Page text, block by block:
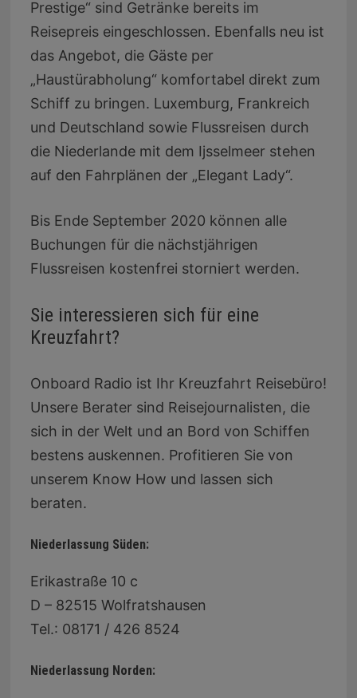
Prestige“ sind Getränke bereits im
Reisepreis eingeschlossen. Ebenfalls neu ist
das Angebot, die Gäste per
„Haustürabholung“ komfortabel direkt zum
Schiff zu bringen. Luxemburg, Frankreich
und Deutschland sowie Flussreisen durch
die Niederlande mit dem Ijsselmeer stehen
auf den Fahrplänen der „Elegant Lady“.
Bis Ende September 2020 können alle
Buchungen für die nächstjährigen
Flussreisen kostenfrei storniert werden.
Sie interessieren sich für eine
Kreuzfahrt?
Onboard Radio ist Ihr Kreuzfahrt Reisebüro!
Unsere Berater sind Reisejournalisten, die
sich in der Welt und an Bord von Schiffen
bestens auskennen. Profitieren Sie von
unserem Know How und lassen sich
beraten.
Niederlassung Süden:
Erikastraße 10 c
D – 82515 Wolfratshausen
Tel.: 08171 / 426 8524
Niederlassung Norden: